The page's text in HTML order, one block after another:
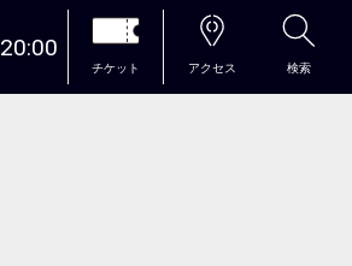
20:00
チケット アクセス 検索